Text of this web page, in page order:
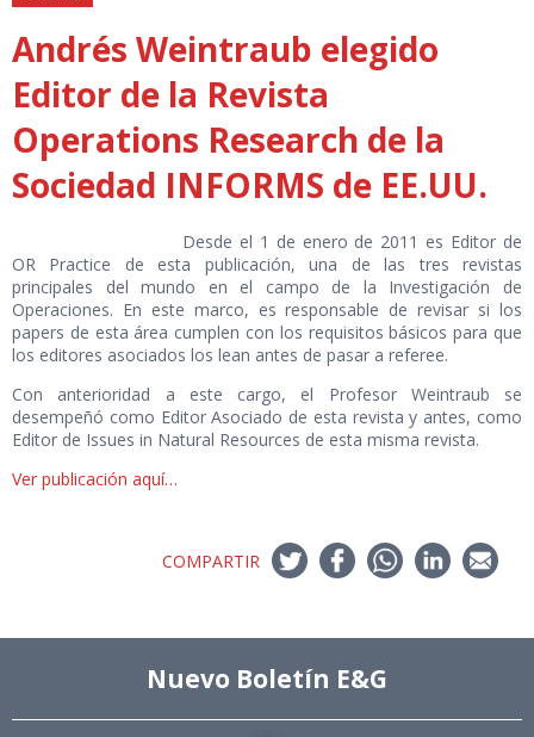
Andrés Weintraub elegido
Editor de la Revista
Operations Research de la
Sociedad INFORMS de EE.UU.
Desde el 1 de enero de 2011 es Editor de
OR Practice de esta publicación, una de las tres revistas
principales del mundo en el campo de la Investigación de
Operaciones. En este marco, es responsable de revisar si los
papers de esta área cumplen con los requisitos básicos para que
los editores asociados los lean antes de pasar a referee.
Con anterioridad a este cargo, el Profesor Weintraub se
desempeñó como Editor Asociado de esta revista y antes, como
Editor de Issues in Natural Resources de esta misma revista.
Ver publicación aquí…
COMPARTIR
Nuevo Boletín E&G